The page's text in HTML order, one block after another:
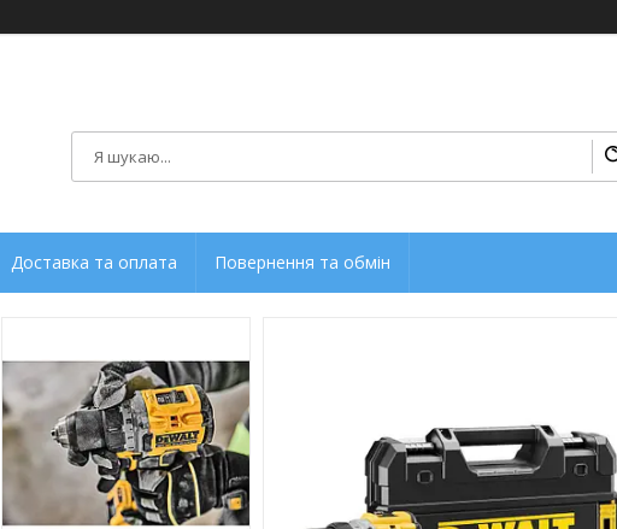
Доставка та оплата Повернення та обмін